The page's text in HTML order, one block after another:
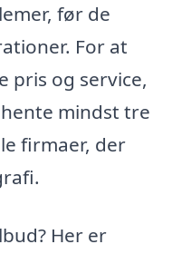
før de
For at
pris og service,
mindst tre
firmaer, der
Her er